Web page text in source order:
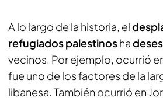
A lo largo de la historia, el
refugiados palestinosha
vecinos. Por ejemplo, ocurrió
fue uno de los factores de la
libanesa. También ocurrió en